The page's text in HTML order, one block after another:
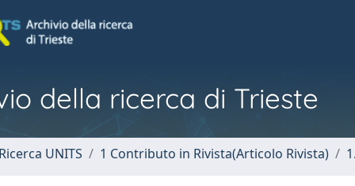
della ricerca di Trieste
UNITS 1 Contributo in Rivista(Articolo Rivista)